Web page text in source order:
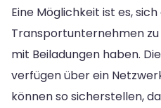
Eine Möglichkeit ist es,
Transportunternehmen
mit Beiladungen haben.
verfügen über ein
können so sicherstellen,